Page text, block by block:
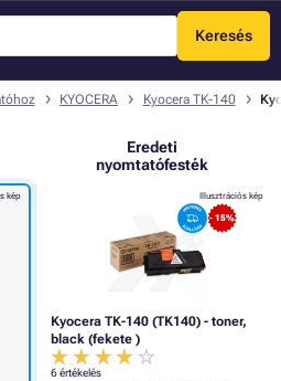
Keresés
Menü
KYOCERA Kyocera TK-140
Eredeti
nyomtatófesték
Illusztrációs kép
- 15%
Kyocera TK-140 (TK140) - toner,
black (fekete )
6 értékelés
kép